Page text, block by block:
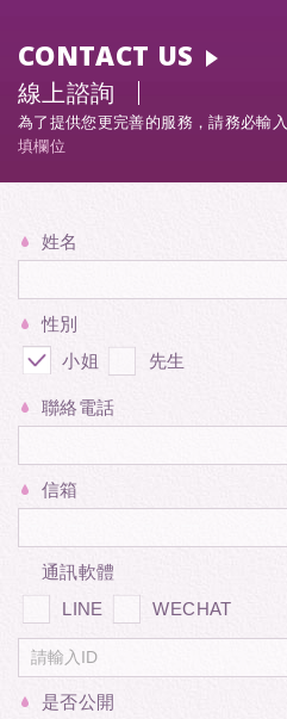
CONTACT US
線上諮詢
為了提供您更完善的服務，請務必輸
填欄位
姓名
性別
小姐
先生
聯絡電話
信箱
通訊軟體
LINE
WECHAT
是否公開